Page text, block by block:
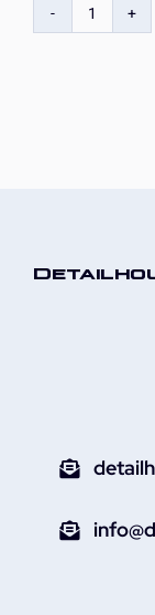
Gecko